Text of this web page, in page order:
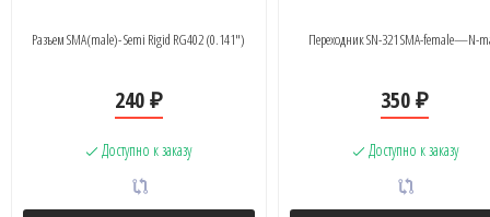
Разъем SMA(male)- Semi Rigid RG402 (0.141")
240 ₽
Доступно к заказу
Переходник SN-321 SMA-female—N-
350₽
Доступно к заказу